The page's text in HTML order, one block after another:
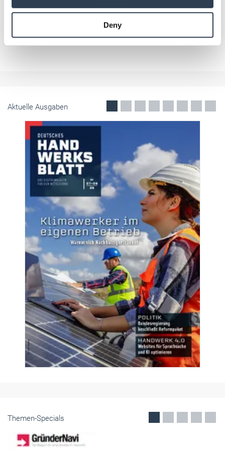
provided to them or that they’ve collected from your use
Weitere Informationen:Impressum Datenschutz
Deny
Aktuelle Ausgaben
Themen-Specials